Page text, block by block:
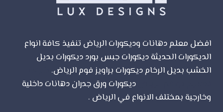
افضل معلم دهانات وديكورات الرياض تنفيذ كافة انواع
الديكورات الحديثة ديكورات جبس بورد ديكورات بديل
الخشب بديل الرخام ديكورات براويز فوم الرياض.
ديكورات ورق جدران دهانات داخلية
وخارجية بمختلف الانواع في الرياض .